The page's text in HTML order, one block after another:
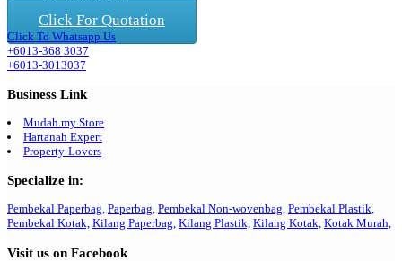
Click For Quotation
Click To Whatsapp Us
+6013-368 3037
+6013-3013037
Business Link
Mudah.my Store
Hartanah Expert
Property-Lovers
Specialize in:
Pembekal Paperbag, Paperbag, Pembekal Non-wovenbag, Pembekal Plastik,
Pembekal Kotak, Kilang Paperbag, Kilang Plastik, Kilang Kotak, Kotak Murah,
Visit us on Facebook